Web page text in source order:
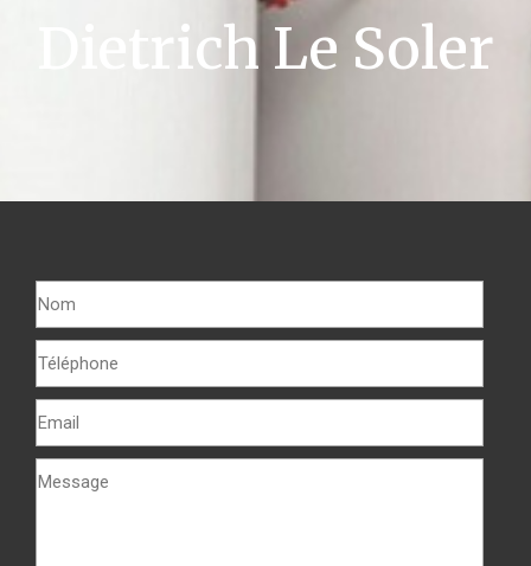
Dietrich Le Soler